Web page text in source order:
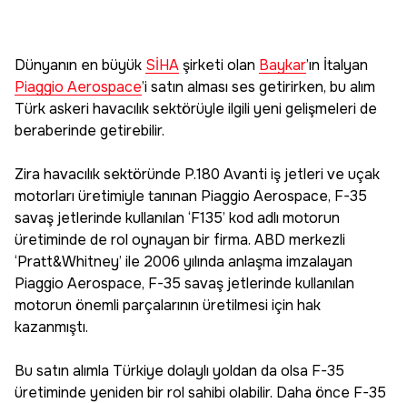
Dünyanın en büyük SİHAşirketi olan Baykar’ın İtalyan
Piaggio Aerospace’i satın alması ses getirirken, bu alım
Türk askeri havacılık sektörüyle ilgili yeni gelişmeleri de
beraberinde getirebilir.
Zira havacılık sektöründe P.180 Avanti iş jetleri ve uçak
motorları üretimiyle tanınan Piaggio Aerospace, F-35
savaş jetlerinde kullanılan ‘F135’ kod adlı motorun
üretiminde de rol oynayan bir firma. ABD merkezli
‘Pratt&Whitney’ ile 2006 yılında anlaşma imzalayan
Piaggio Aerospace, F-35 savaş jetlerinde kullanılan
motorun önemli parçalarının üretilmesi için hak
kazanmıştı.
Bu satın alımla Türkiye dolaylı yoldan da olsa F-35
üretiminde yeniden bir rol sahibi olabilir. Daha önce F-35